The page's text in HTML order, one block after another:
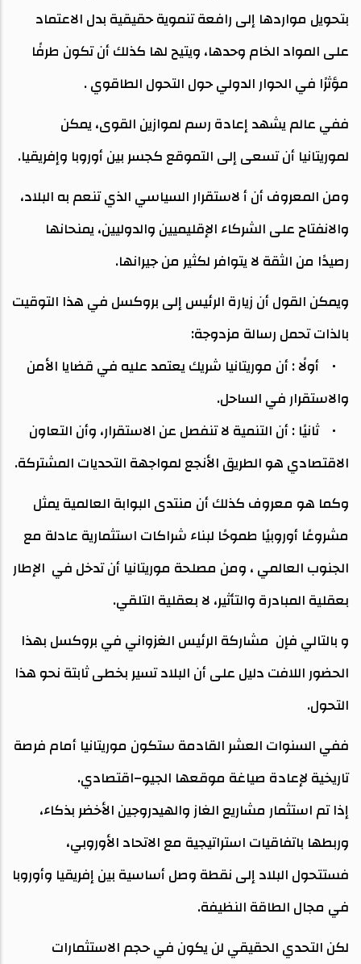
بتحويل مواردها إلى رافعة تنموية حقيقية بدل الاعتماد
على المواد الخام وحدها، ويتيح لها كذلك أن تكون طرفًا
مؤثرًا في الحوار الدولي حول التحول الطاقوي .
ففي عالم يشهد إعادة رسم لموازين القوى، يمكن
لموريتانيا أن تسعى إلى التموقع كجسر بين أوروبا وإفريقيا.
ومن المعروف أن أ لاستقرار السياسي الذي تنعم به البلاد،
والانفتاح على الشركاء الإقليميين والدوليين، يمنحانها
رصيدًا من الثقة لا يتوافر لكثير من جيرانها.
ويمكن القول أن زيارة الرئيس إلى بروكسل في هذا التوقيت
بالذات تحمل رسالة مزدوجة:
• أولًا : أن موريتانيا شريك يعتمد عليه في قضايا الأمن
والاستقرار في الساحل.
• ثانيًا : أن التنمية لا تنفصل عن الاستقرار، وأن التعاون
الاقتصادي هو الطريق الأنجع لمواجهة التحديات المشتركة.
وكما هو معروف كذلك أن منتدى البوابة العالمية يمثل
مشروعًا أوروبيًا طموحًا لبناء شراكات استثمارية عادلة مع
الجنوب العالمي ، ومن مصلحة موريتانيا أن تدخل في الإطار
بعقلية المبادرة والتأثير، لا بعقلية التلقي.
و بالتالي فإن مشاركة الرئيس الغزواني في بروكسل بهذا
الحضور اللافت دليل على أن البلاد تسير بخطى ثابتة نحو هذا
التحول.
ففي السنوات العشر القادمة ستكون موريتانيا أمام فرصة
تاريخية لإعادة صياغة موقعها الجيو–اقتصادي.
إذا تم استثمار مشاريع الغاز والهيدروجين الأخضر بذكاء،
وربطها باتفاقيات استراتيجية مع الاتحاد الأوروبي،
فستتحول البلاد إلى نقطة وصل أساسية بين إفريقيا وأوروبا
في مجال الطاقة النظيفة.
لكن التحدي الحقيقي لن يكون في حجم الاستثمارات